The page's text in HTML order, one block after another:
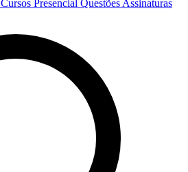
Cursos Presencial Questões Assinaturas